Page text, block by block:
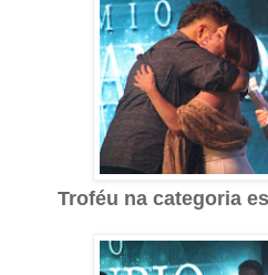
Troféu na categoria